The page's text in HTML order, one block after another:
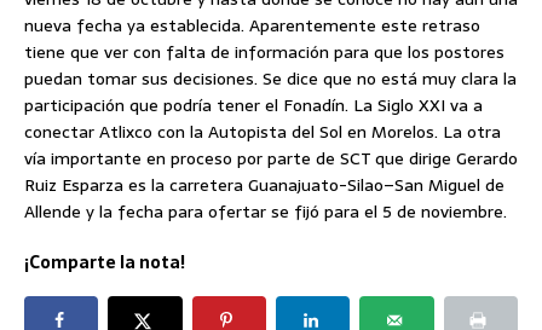
nueva fecha ya establecida. Aparentemente este retraso
tiene que ver con falta de información para que los postores
puedan tomar sus decisiones. Se dice que no está muy clara la
participación que podría tener el Fonadín. La Siglo XXI va a
conectar Atlixco con la Autopista del Sol en Morelos. La otra
vía importante en proceso por parte de SCT que dirige Gerardo
Ruiz Esparza es la carretera Guanajuato-Silao–San Miguel de
Allende y la fecha para ofertar se fijó para el 5 de noviembre.
¡Comparte la nota!